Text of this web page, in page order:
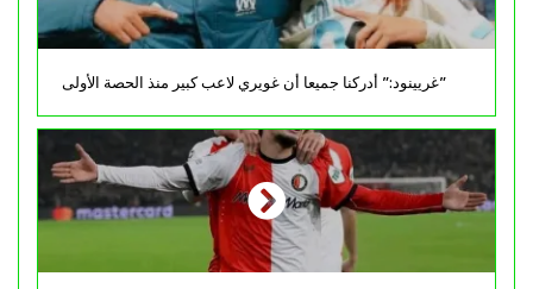
غريينود:” أدركنا جميعا أن غويري لاعب كبير منذ الحصة الأولى”